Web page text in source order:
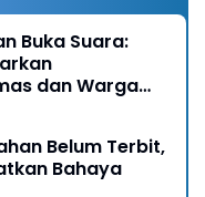
Buka Suara:
dan Warga
Belum Terbit,
Bahaya